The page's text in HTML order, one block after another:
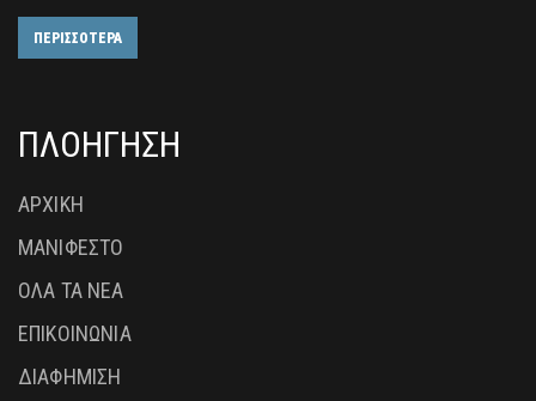
ΠΕΡΙΣΣΟΤΕΡΑ
ΠΛΟΗΓΗΣΗ
ΑΡΧΙΚΗ
ΜΑΝΙΦΕΣΤΟ
ΟΛΑ ΤΑ ΝΕΑ
ΕΠΙΚΟΙΝΩΝΙΑ
ΔΙΑΦΗΜΙΣΗ